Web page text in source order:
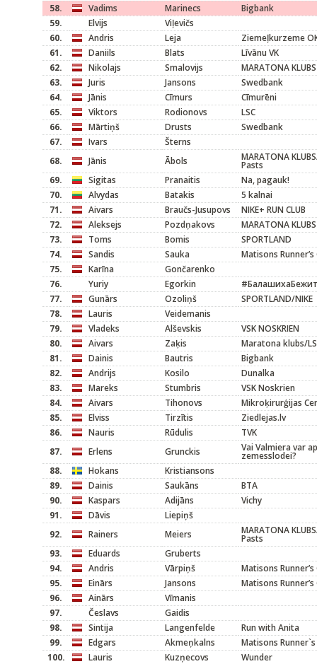
58.
Vadims Marinecs
Bigbank
59.
Elvijs
Viļevičs
60.
Andris Leja
Ziemeļkurzeme
61.
Daniils Blats
Līvānu VK
62.
Nikolajs Smalovijs
MARATONA KLUBS
63.
Juris Jansons
Swedbank
64.
Jānis Cīmurs
Cīmurēni
65.
Viktors Rodionovs
LSC
66.
Mārtiņš Drusts
Swedbank
67.
Ivars
Šterns
68.
Jānis Ābols MARATONA
Pasts
69.
Sigitas Pranaitis
Na, pagauk!
70.
Alvydas Batakis
5 kalnai
71.
Aivars Braučs-Jusupovs
NIKE+ RUN CLUB
72.
Aleksejs Pozdņakovs
MARATONA KLUBS
73.
Toms Bomis
SPORTLAND
74.
Sandis Sauka
Matisons Runner’s
75.
Karīna
Gončarenko
76.
Yuriy Egorkin
77.
Gunārs Ozoliņš
SPORTLAND/NIKE
78.
Lauris
Veidemanis
79.
Vladeks Alševskis
VSK NOSKRIEN
80.
Aivars Zaķis
Maratona klubs/
81.
Dainis Bautris
Bigbank
82.
Andrijs Kosilo
Dunalka
83.
Mareks Stumbris
VSK Noskrien
84.
Aivars Tihonovs
Mikroķirurģijas
85.
Elviss Tirzītis
Ziedlejas.lv
86.
Nauris Rūdulis
TVK
87.
Erlens Grunckis Vai Valmiera var
zemesslodei?
88.
Hokans
Kristiansons
89.
Dainis Saukāns
BTA
90.
Kaspars Adijāns
Vichy
91.
Dāvis
Liepiņš
92.
Rainers Meiers MARATONA
Pasts
93.
Eduards
Gruberts
94.
Andris Vārpiņš
Matisons Runner’s
95.
Einārs Jansons
Matisons Runner’s
96.
Ainārs
Vīmanis
97.
Česlavs
Gaidis
98.
Sintija Langenfelde
Run with Anita
99.
Edgars Akmeņkalns
Matisons Runner`s
100.
Lauris Kuzņecovs
Wunder